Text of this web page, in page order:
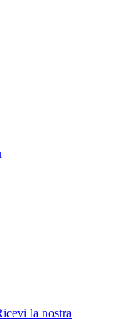
la nostra